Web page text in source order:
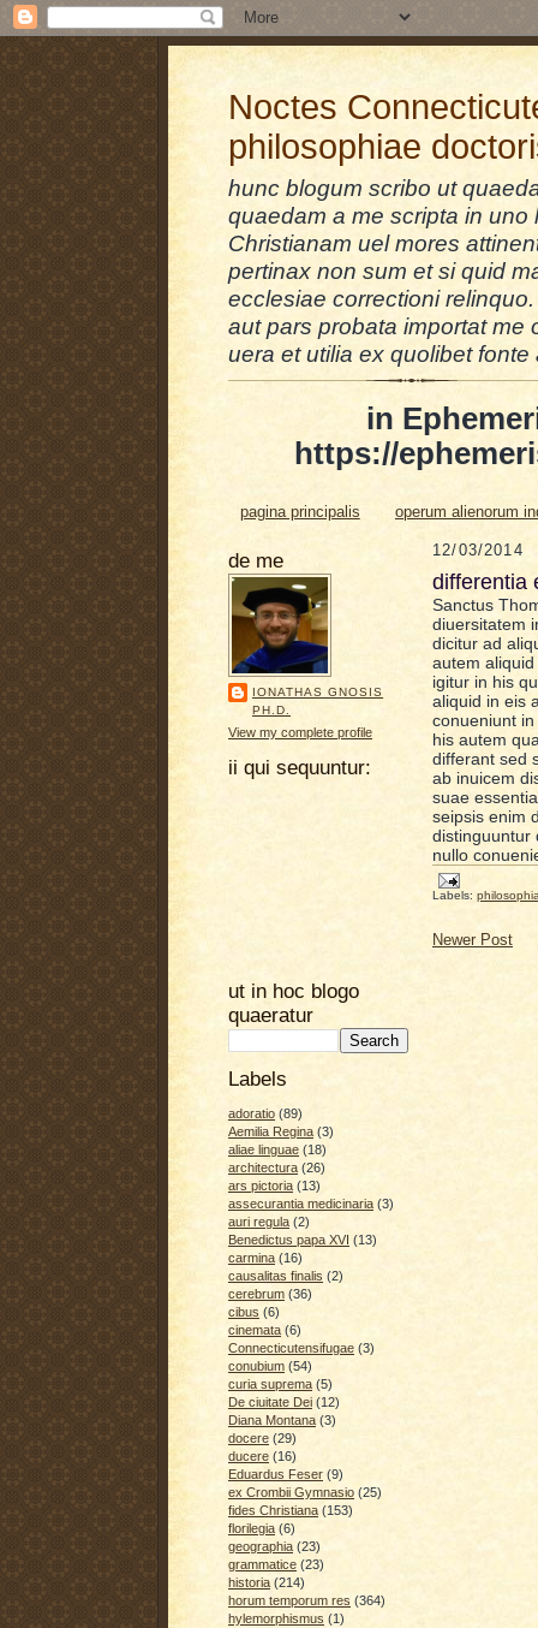
Noctes
philosophiae
hunc blogum scribo ut
quaedam a me scripta in
Christianam uel mores
pertinax non sum et si quid
ecclesiae correctioni
aut pars probata importat me
uera et utilia ex quolibet fonte
in
https://
pagina principalis operum alienorum
de me
IONATHAS GNOSIS
PH.D.
View my complete profile
ii qui sequuntur:
ut in hoc blogo
quaeratur
Labels
adoratio (89)
Aemilia Regina (3)
aliae linguae (18)
architectura (26)
ars pictoria (13)
assecurantia medicinaria (3)
auri regula (2)
Benedictus papa XVI (13)
carmina (16)
causalitas finalis (2)
cerebrum (36)
cibus (6)
cinemata (6)
Connecticutensifugae (3)
conubium (54)
curia suprema (5)
De ciuitate Dei (12)
Diana Montana (3)
docere (29)
ducere (16)
Eduardus Feser (9)
ex Crombii Gymnasio (25)
fides Christiana (153)
florilegia (6)
geographia (23)
grammatice (23)
historia (214)
horum temporum res (364)
hylemorphismus (1)
12/03/2014
differentia
Sanctus
diuersitatem
dicitur ad
autem
igitur in his
aliquid in eis
conueniunt
his autem
differant sed
ab inuicem
suae
seipsis enim
distinguuntur
nullo
Labels:
Newer Post